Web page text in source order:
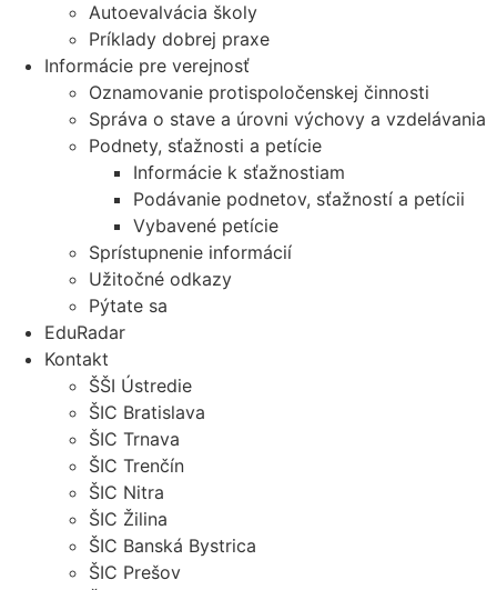
Autoevalvácia školy
Príklady dobrej praxe
Informácie pre verejnosť
Oznamovanie protispoločenskej činnosti
Správa o stave a úrovni výchovy a vzdelávania
Podnety, sťažnosti a petície
Informácie k sťažnostiam
Podávanie podnetov, sťažností a petícii
Vybavené petície
Sprístupnenie informácií
Užitočné odkazy
Pýtate sa
EduRadar
Kontakt
ŠŠI Ústredie
ŠIC Bratislava
ŠIC Trnava
ŠIC Trenčín
ŠIC Nitra
ŠIC Žilina
ŠIC Banská Bystrica
ŠIC Prešov